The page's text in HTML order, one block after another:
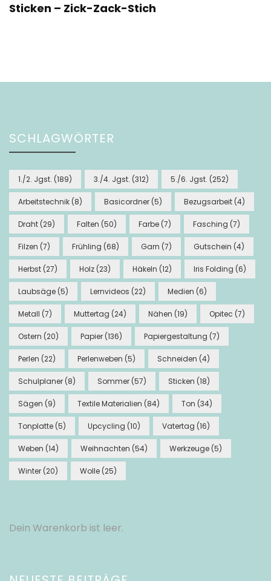
Sticken – Zick-Zack-Stich
SCHLAGWÖRTER
1./2. Jgst. (189) 3./4. Jgst. (312) 5./6. Jgst. (252)
Arbeitstechnik (8) Basicordner (5) Bezugsarbeit (4)
Draht (29) Falten (50) Farbe (7) Fasching (7)
Filzen (7) Frühling (68) Garn (7) Gutschein (4)
Herbst (27) Holz (23) Häkeln (12) Iris Folding (6)
Laubsäge (5) Lernvideos (22) Medien (6)
Metall (7) Muttertag (24) Nähen (19) Opitec (7)
Ostern (20) Papier (136) Papiergestaltung (7)
Perlen (22) Perlenweben (5) Schneiden (4)
Schulplaner (8) Sommer (57) Sticken (18)
Sägen (9) Textile Materialien (84) Ton (34)
Tonplatte (5) Upcycling (10) Vatertag (16)
Weben (14) Weihnachten (54) Werkzeuge (5)
Winter (20) Wolle (25)
Dein Warenkorb ist leer.